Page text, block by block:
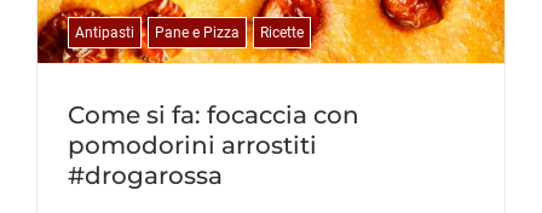
Come si fa: focaccia con
pomodorini arrostiti
#drogarossa
Antipasti Pane e Pizza Ricette